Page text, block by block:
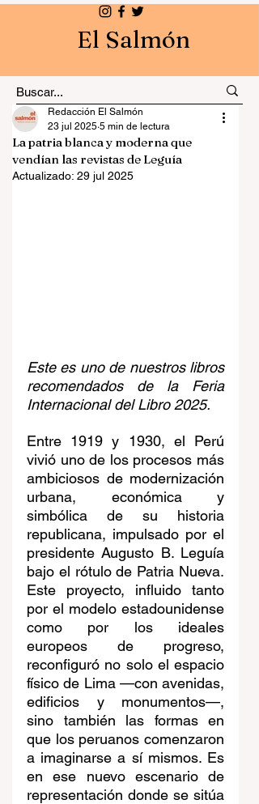
El Salmón
La patria blanca y moderna que
vendían las revistas de Leguía
Redacción El Salmón
23 jul 2025 5 min de lectura
Actualizado: 29 jul 2025
Este es uno de nuestros libros
recomendados de la Feria
Internacional del Libro 2025.
Entre 1919 y 1930, el Perú
vivió uno de los procesos más
ambiciosos de modernización
urbana, económica y
simbólica de su historia
republicana, impulsado por el
presidente Augusto B. Leguía
bajo el rótulo de Patria Nueva.
Este proyecto, influido tanto
por el modelo estadounidense
como por los ideales
europeos de progreso,
reconfiguró no solo el espacio
físico de Lima —con avenidas,
edificios y monumentos—,
sino también las formas en
que los peruanos comenzaron
a imaginarse a sí mismos. Es
en ese nuevo escenario de
representación donde se sitúa